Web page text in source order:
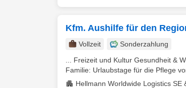
Kfm. Aushilfe für den
Vollzeit
Sonderzahlung
... Freizeit und Kultur Gesundheit &
Familie: Urlaubstage für die Pflege
Hellmann Worldwide Logistics SE